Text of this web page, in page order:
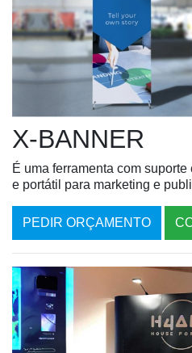
X-BANNER
É uma ferramenta com suporte
e portátil para marketing e
PEDIR ORÇAMENTO